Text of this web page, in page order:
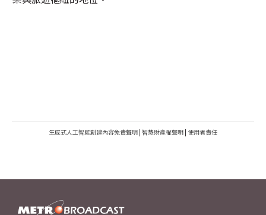
生成式人工智能創建內容免責聲明 | 智慧財產權聲明 | 使用者責任